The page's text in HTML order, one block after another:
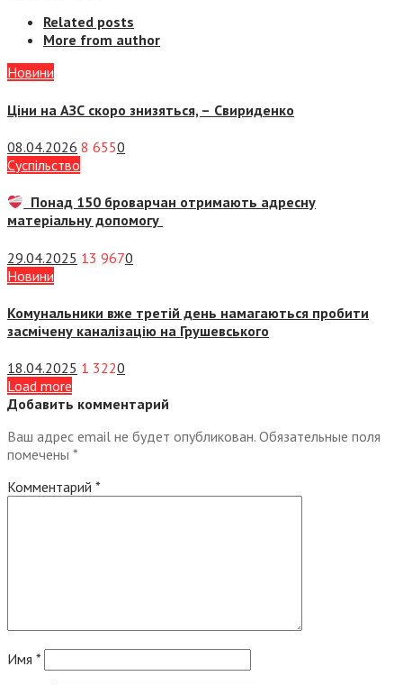
Related posts
More from author
Новини
Ціни на АЗС скоро знизяться, – Свириденко
08.04.2026 8 6550
Суспiльство
Понад 150 броварчан отримають адресну
матеріальну допомогу
29.04.2025 13 9670
Новини
Комунальники вже третій день намагаються пробити
засмічену каналізацію на Грушевського
18.04.2025 1 3220
Load more
Добавить комментарий
Ваш адрес email не будет опубликован. Обязательные поля
помечены *
Комментарий *
Имя *